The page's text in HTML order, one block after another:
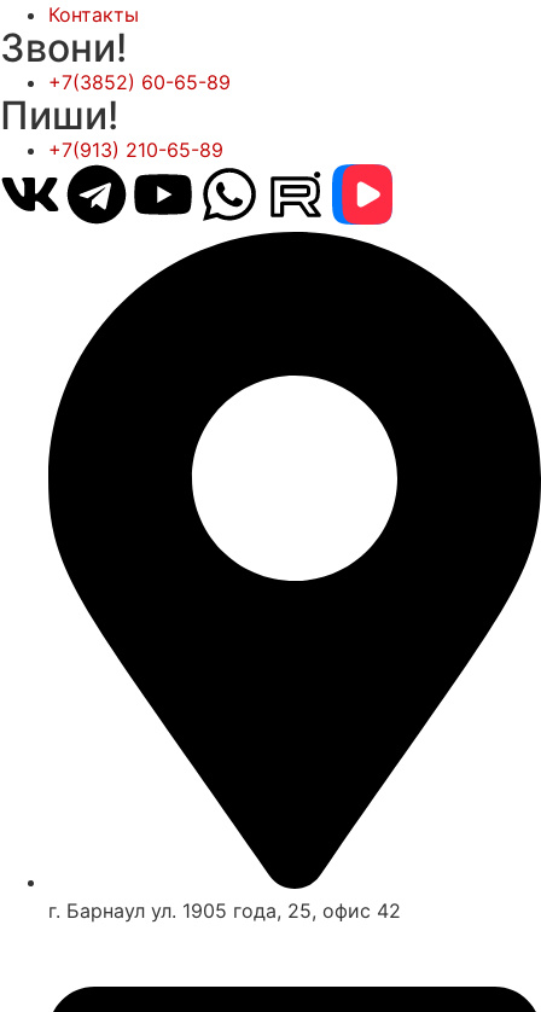
Контакты
Звони!
+7(3852) 60-65-89
Пиши!
+7(913) 210-65-89
г. Барнаул ул. 1905 года, 25, офис 42